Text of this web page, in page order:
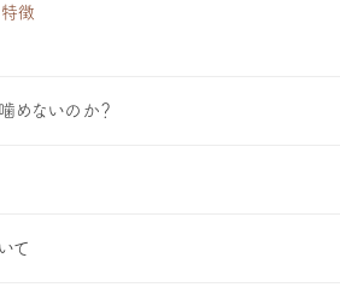
徴
めないのか？
て